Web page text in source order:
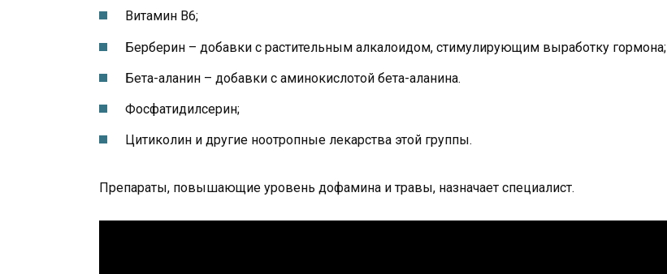
Витамин В6;
Берберин – добавки с растительным алкалоидом, стимулирующим выработку гормона;
Бета-аланин – добавки с аминокислотой бета-аланина.
Фосфатидилсерин;
Цитиколин и другие ноотропные лекарства этой группы.
Препараты, повышающие уровень дофамина и травы, назначает специалист.